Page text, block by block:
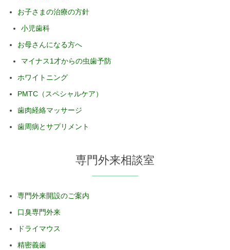
お子さまの治療の方針
小児歯科
お母さんになる方へ
マイナス1才からの虫歯予防
ホワイトニング
PMTC（スペシャルケア）
歯肉経絡マッサージ
歯周病とサプリメント
専門外来相談室
専門外来開設のご案内
口臭専門外来
ドライマウス
精密義歯